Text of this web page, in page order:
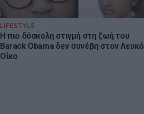
LIFESTYLE
Η πιο δύσκολη στιγμή στη ζωή του
Barack Obama δεν συνέβη στον Λευκό
Οίκο